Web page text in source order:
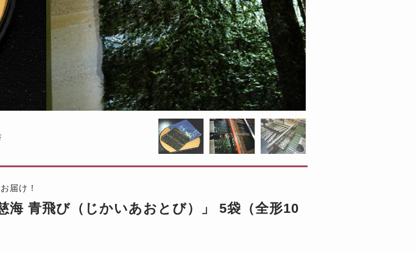
届け！
海 青飛び（じかいあおとび）」 5袋（全形10